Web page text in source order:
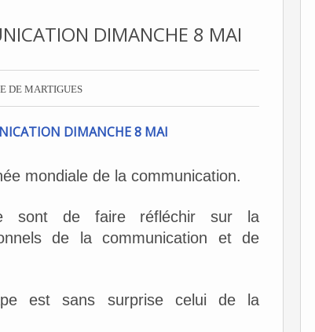
DIMANCHE 8 MAI
DE MARTIGUES
mondiale de la communication.
sont de faire réfléchir sur la
de la communication et de
est sans surprise celui de la